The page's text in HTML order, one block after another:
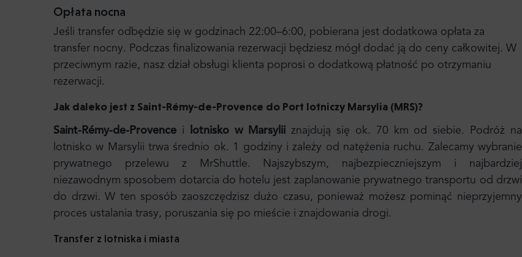
Opłata nocna
Jeśli transfer odbędzie się w godzinach 22:00–6:00, pobierana jest dodatkowa opłata za
transfer nocny. Podczas finalizowania rezerwacji będziesz mógł dodać ją do ceny całkowitej. W
przeciwnym razie, nasz dział obsługi klienta poprosi o dodatkową płatność po otrzymaniu
rezerwacji.
Jak daleko jest z Saint-Rémy-de-Provence do Port lotniczy Marsylia (MRS)?
Saint-Rémy-de-Provence i lotnisko w Marsylii znajdują się ok. 70 km od siebie. Podróż na
lotnisko w Marsylii trwa średnio ok. 1 godziny i zależy od natężenia ruchu. Zalecamy wybranie
prywatnego przelewu z MrShuttle. Najszybszym, najbezpieczniejszym i najbardziej
niezawodnym sposobem dotarcia do hotelu jest zaplanowanie prywatnego transportu od drzwi
do drzwi. W ten sposób zaoszczędzisz dużo czasu, ponieważ możesz pominąć nieprzyjemny
proces ustalania trasy, poruszania się po mieście i znajdowania drogi.
Transfer z lotniska i miasta